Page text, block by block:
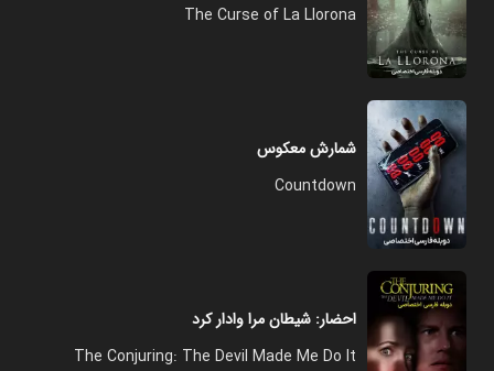
The Curse of La Llorona
شمارش معکوس
Countdown
احضار: شیطان مرا وادار کرد
The Conjuring: The Devil Made Me Do It